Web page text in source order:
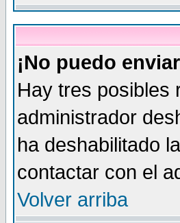
¡No puedo
Hay tres posibles
administrador
ha deshabilitado
contactar con el
Volver arriba